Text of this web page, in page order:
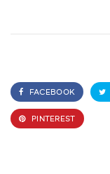
FACEBOOK
PINTEREST